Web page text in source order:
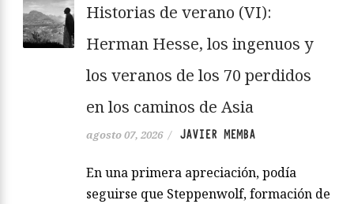
Historias de verano (VI):
Herman Hesse, los ingenuos y
los veranos de los 70 perdidos
en los caminos de Asia
agosto 07, 2026 / JAVIER MEMBA
En una primera apreciación, podía
seguirse que Steppenwolf, formación de